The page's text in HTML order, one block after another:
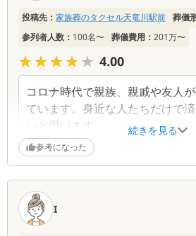
続きを見る
投稿先： 家族葬のタクセル天竜川駅前 葬儀
参列者人数： 100名〜 葬儀費用： 201万〜
★★★★★
★★★★★ 4.00
コロナ時代で親族、親戚や友人
ています。身近な人たちだけで
いと思います。
参考になった
I